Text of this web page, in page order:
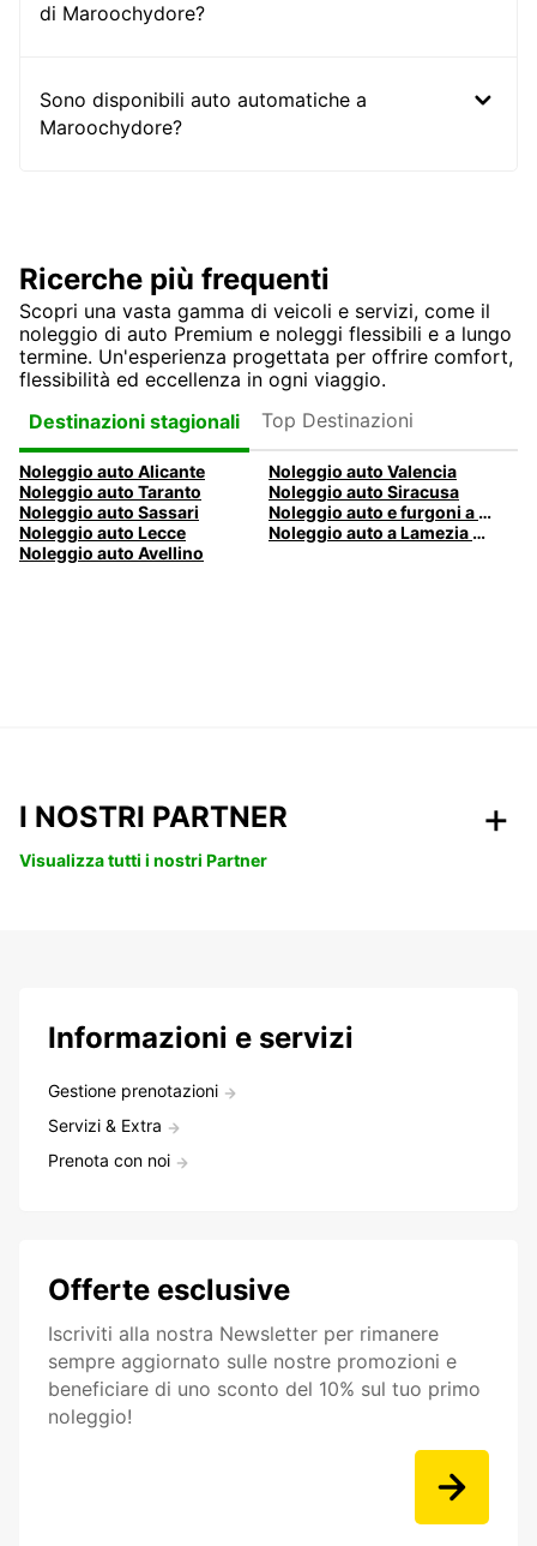
di Maroochydore?
Sono disponibili auto automatiche a
Maroochydore?
Ricerche più frequenti
Scopri una vasta gamma di veicoli e servizi, come il
noleggio di auto Premium e noleggi flessibili e a lungo
termine. Un'esperienza progettata per offrire comfort,
flessibilità ed eccellenza in ogni viaggio.
Destinazioni stagionali
Top Destinazioni
Noleggio auto Alicante
Noleggio auto Valencia
Noleggio auto Taranto
Noleggio auto Siracusa
Noleggio auto Sassari
Noleggio auto e furgoni a Pescara
Noleggio auto Lecce
Noleggio auto a Lamezia Terme, Italia
Noleggio auto Avellino
I NOSTRI PARTNER
Visualizza tutti i nostri Partner
Informazioni e servizi
Gestione prenotazioni
Servizi & Extra
Prenota con noi
Offerte esclusive
Iscriviti alla nostra Newsletter per rimanere
sempre aggiornato sulle nostre promozioni e
beneficiare di uno sconto del 10% sul tuo primo
noleggio!